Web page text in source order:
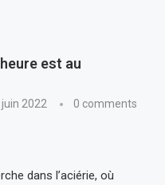
est au
juin 2022 0 comments
dans l’aciérie, où